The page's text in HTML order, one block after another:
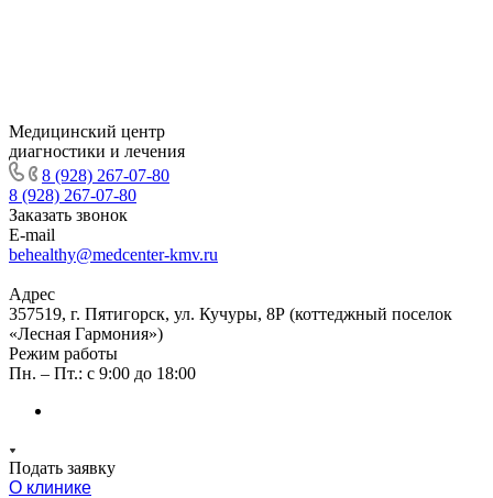
Медицинский центр
диагностики и лечения
8 (928) 267-07-80
8 (928) 267-07-80
Заказать звонок
E-mail
behealthy@medcenter-kmv.ru
Адрес
357519, г. Пятигорск, ул. Кучуры, 8Р (коттеджный поселок
«Лесная Гармония»)
Режим работы
Пн. – Пт.: с 9:00 до 18:00
Подать заявку
О клинике